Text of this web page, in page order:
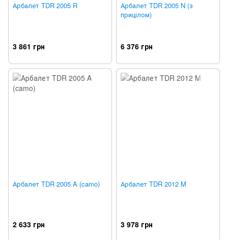
Арбалет TDR 2005 R
3 861 грн
Арбалет TDR 2005 N (з
прицілом)
6 376 грн
Арбалет TDR 2005 A (camo)
2 633 грн
Арбалет TDR 2012 M
3 978 грн